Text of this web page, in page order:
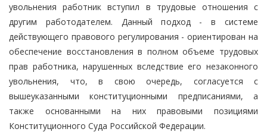
увольнения работник вступил в трудовые отношения с
другим работодателем. Данный подход - в системе
действующего правового регулирования - ориентирован на
обеспечение восстановления в полном объеме трудовых
прав работника, нарушенных вследствие его незаконного
увольнения, что, в свою очередь, согласуется с
вышеуказанными конституционными предписаниями, а
также основанными на них правовыми позициями
Конституционного Суда Российской Федерации.